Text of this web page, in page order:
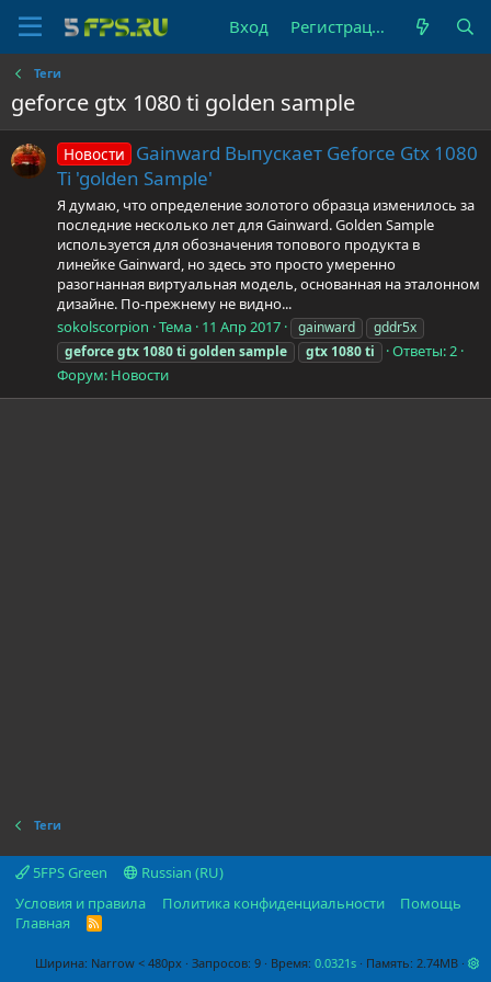
Вход Регистрация
Теги
geforce gtx 1080 ti golden sample
Новости
Gainward Выпускает Geforce Gtx 1080
Ti 'golden Sample'
Я думаю, что определение золотого образца изменилось за
последние несколько лет для Gainward. Golden Sample
используется для обозначения топового продукта в
линейке Gainward, но здесь это просто умеренно
разогнанная виртуальная модель, основанная на эталонном
дизайне. По-прежнему не видно...
sokolscorpion Тема 11 Апр 2017 gainward
gddr5x
geforcegtx 1080ti golden sample gtx 1080ti
Ответы: 2
Форум: Новости
Теги
5FPS Green
Russian (RU)
Условия и правила
Политика конфиденциальности
Помощь
Главная
R
Ширина Запросов 9 Время 0.0321s Память 2.74MB